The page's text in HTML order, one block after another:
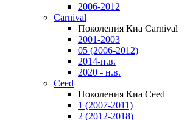
2006-2012
Carnival
Поколения Киа Carnival
2001-2003
05 (2006-2012)
2014-н.в.
2020 - н.в.
Ceed
Поколения Киа Ceed
1 (2007-2011)
2 (2012-2018)